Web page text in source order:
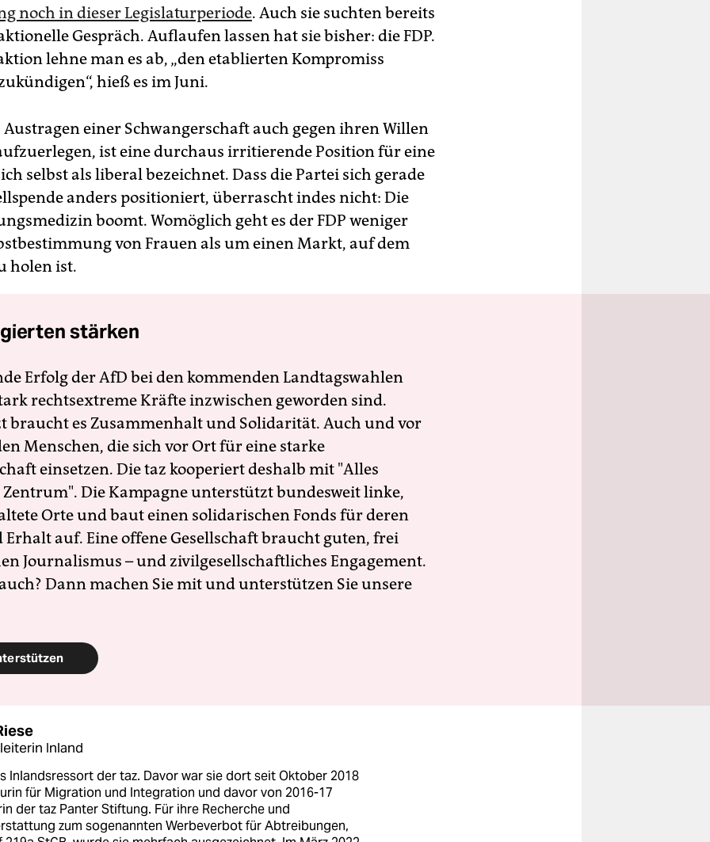
noch in dieser Legislaturperiode. Auch sie suchten bereits
Gespräch. Auflaufen lassen hat sie bisher: die FDP.
lehne man es ab, „den etablierten Kompromiss
hieß es im Juni.
Austragen einer Schwangerschaft auch gegen ihren Willen
ist eine durchaus irritierende Position für eine
selbst als liberal bezeichnet. Dass die Partei sich gerade
anders positioniert, überrascht indes nicht: Die
boomt. Womöglich geht es der FDP weniger
von Frauen als um einen Markt, auf dem
holen ist.
stärken
Erfolg der AfD bei den kommenden Landtagswahlen
rechtsextreme Kräfte inzwischen geworden sind.
braucht es Zusammenhalt und Solidarität. Auch und vor
Menschen, die sich vor Ort für eine starke
einsetzen. Die taz kooperiert deshalb mit "Alles
Die Kampagne unterstützt bundesweit linke,
Orte und baut einen solidarischen Fonds für deren
Erhalt auf. Eine offene Gesellschaft braucht guten, frei
Journalismus – und zivilgesellschaftliches Engagement.
Dann machen Sie mit und unterstützen Sie unsere
Inland
Inlandsressort der taz. Davor war sie dort seit Oktober 2018
für Migration und Integration und davor von 2016-17
der taz Panter Stiftung. Für ihre Recherche und
zum sogenannten Werbeverbot für Abtreibungen,